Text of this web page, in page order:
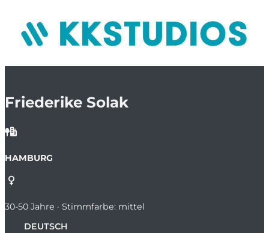
Friederike Solak
HAMBURG
30-50 Jahre · Stimmfarbe: mittel
DEUTSCH